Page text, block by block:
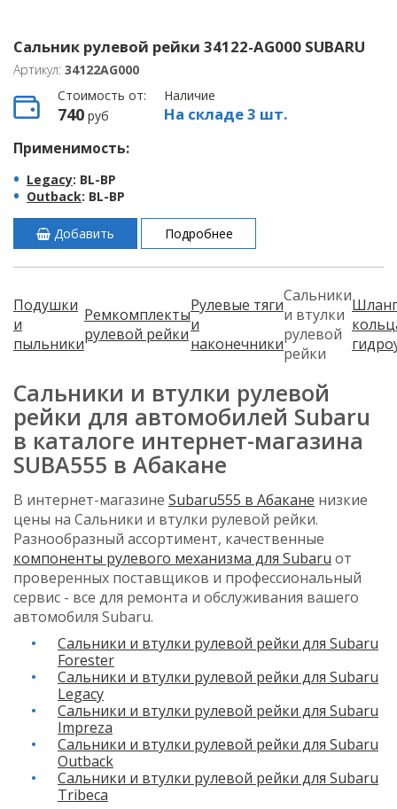
Сальник рулевой рейки 34122-AG000 SUBARU
Артикул: 34122AG000
Стоимость от:
740 руб
Наличие
На складе 3 шт.
Применимость:
Legacy: BL-BP
Outback: BL-BP
Добавить Подробнее
Подушки
и
пыльники
Ремкомплекты
рулевой рейки
Рулевые тяги
и
наконечники
Сальники
и втулки
рулевой
рейки
Сальники и втулки рулевой
рейки для автомобилей Subaru
в каталоге интернет-магазина
SUBA555 в Абакане
В интернет-магазине Subaru555 в Абакане низкие
цены на Сальники и втулки рулевой рейки.
Разнообразный ассортимент, качественные
компоненты рулевого механизма для Subaru от
проверенных поставщиков и профессиональный
сервис - все для ремонта и обслуживания вашего
автомобиля Subaru.
Сальники и втулки рулевой рейки для Subaru
Forester
Сальники и втулки рулевой рейки для Subaru
Legacy
Сальники и втулки рулевой рейки для Subaru
Impreza
Сальники и втулки рулевой рейки для Subaru
Outback
Сальники и втулки рулевой рейки для Subaru
Tribeca